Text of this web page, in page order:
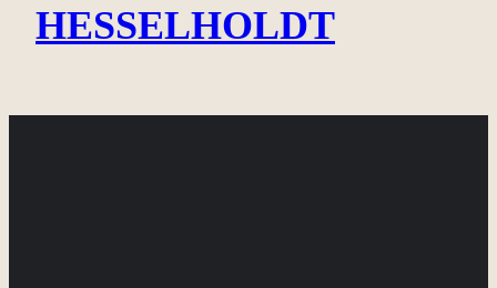
HESSELHOLDT